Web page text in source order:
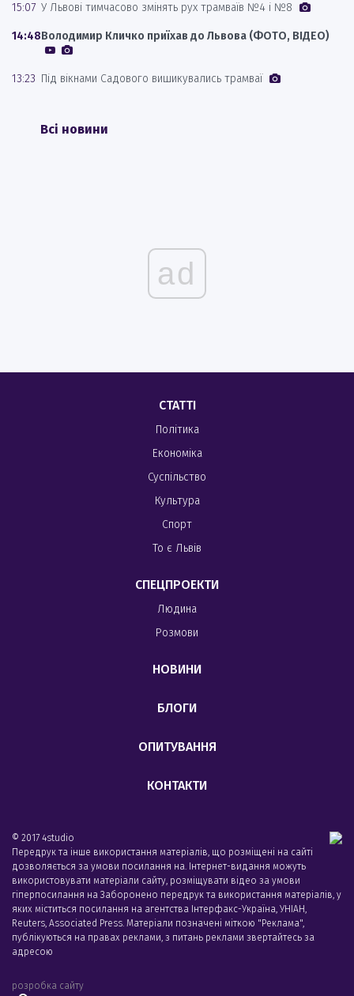
15:07 У Львові тимчасово змінять рух трамваїв №4 і №8
14:48Володимир Кличко приїхав до Львова (ФОТО, ВІДЕО)
13:23 Під вікнами Садового вишикувались трамваї
Всі новини
ad
СТАТТІ
Політика
Економіка
Суспільство
Культура
Спорт
То є Львів
СПЕЦПРОЕКТИ
Людина
Розмови
НОВИНИ
БЛОГИ
ОПИТУВАННЯ
КОНТАКТИ
© 2017 4studio
Передрук та інше використання матеріалів, що розміщені на сайті
дозволяється за умови посилання на. Інтернет-видання можуть
використовувати матеріали сайту, розміщувати відео за умови
гіперпосилання на Заборонено передрук та використання матеріалів, у
яких міститься посилання на агентства Iнтерфакс-Україна, УНIАН,
Reuters, Associated Press. Матеріали позначені міткою "Реклама",
публікуються на правах реклами, з питань реклами звертайтесь за
адресою
розробка сайту